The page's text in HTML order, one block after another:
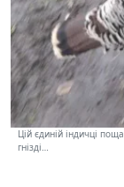
Цій єдиній індичці
гнізді…